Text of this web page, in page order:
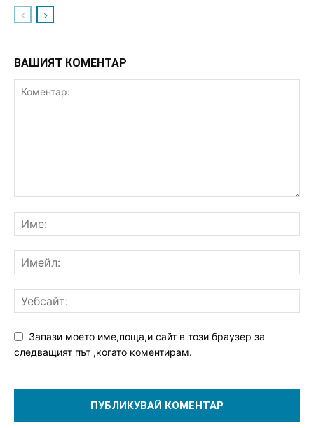
ВАШИЯТ КОМЕНТАР
Запази моето име,поща,и сайт в този браузер за
следващият път ,когато коментирам.